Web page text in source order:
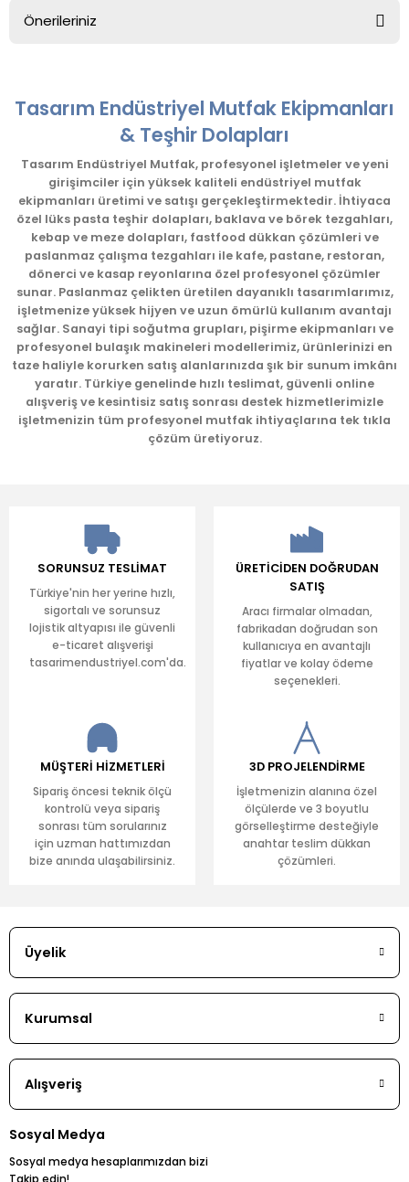
Önerileriniz
kullanarak tarafımıza iletebilirsiniz.
Görüş ve önerileriniz için teşekkür ederiz.
Ürün resmi kalitesiz, bozuk veya görüntülenemiyor.
Ürün açıklamasında eksik bilgiler bulunuyor.
Ürün bilgilerinde hatalar bulunuyor.
Ürün fiyatı diğer sitelerden daha pahalı.
Bu ürüne benzer farklı alternatifler olmalı.
Gönder
Tasarım Endüstriyel Mutfak Ekipmanları
& Teşhir Dolapları
Tasarım Endüstriyel Mutfak, profesyonel işletmeler ve yeni
girişimciler için yüksek kaliteli endüstriyel mutfak
ekipmanları üretimi ve satışı gerçekleştirmektedir. İhtiyaca
özel lüks pasta teşhir dolapları, baklava ve börek tezgahları,
kebap ve meze dolapları, fastfood dükkan çözümleri ve
paslanmaz çalışma tezgahları ile kafe, pastane, restoran,
dönerci ve kasap reyonlarına özel profesyonel çözümler
sunar. Paslanmaz çelikten üretilen dayanıklı tasarımlarımız,
işletmenize yüksek hijyen ve uzun ömürlü kullanım avantajı
sağlar. Sanayi tipi soğutma grupları, pişirme ekipmanları ve
profesyonel bulaşık makineleri modellerimiz, ürünlerinizi en
taze haliyle korurken satış alanlarınızda şık bir sunum imkânı
yaratır. Türkiye genelinde hızlı teslimat, güvenli online
alışveriş ve kesintisiz satış sonrası destek hizmetlerimizle
işletmenizin tüm profesyonel mutfak ihtiyaçlarına tek tıkla
çözüm üretiyoruz.
SORUNSUZ TESLİMAT
Türkiye'nin her yerine hızlı,
sigortalı ve sorunsuz
lojistik altyapısı ile güvenli
e-ticaret alışverişi
tasarimendustriyel.com'da.
ÜRETİCİDEN DOĞRUDAN
SATIŞ
Aracı firmalar olmadan,
fabrikadan doğrudan son
kullanıcıya en avantajlı
fiyatlar ve kolay ödeme
seçenekleri.
MÜŞTERİ HİZMETLERİ
Sipariş öncesi teknik ölçü
kontrolü veya sipariş
sonrası tüm sorularınız
için uzman hattımızdan
bize anında ulaşabilirsiniz.
3D PROJELENDİRME
İşletmenizin alanına özel
ölçülerde ve 3 boyutlu
görselleştirme desteğiyle
anahtar teslim dükkan
çözümleri.
Üyelik
Kurumsal
Alışveriş
Sosyal Medya
Sosyal medya hesaplarımızdan bizi